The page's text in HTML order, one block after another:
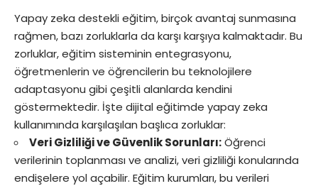
Yapay zeka destekli eğitim, birçok avantaj sunmasına
rağmen, bazı zorluklarla da karşı karşıya kalmaktadır. Bu
zorluklar, eğitim sisteminin entegrasyonu,
öğretmenlerin ve öğrencilerin bu teknolojilere
adaptasyonu gibi çeşitli alanlarda kendini
göstermektedir. İşte dijital eğitimde yapay zeka
kullanımında karşılaşılan başlıca zorluklar:
Veri Gizliliği ve Güvenlik Sorunları:Öğrenci
verilerinin toplanması ve analizi, veri gizliliği konularında
endişelere yol açabilir. Eğitim kurumları, bu verileri